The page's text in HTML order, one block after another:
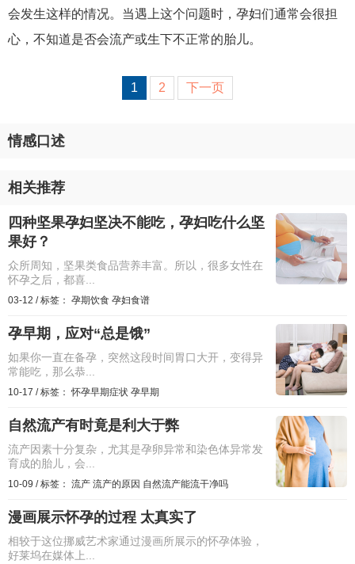
会发生这样的情况。当遇上这个问题时，孕妇们通常会很担
心，不知道是否会流产或生下不正常的胎儿。
1 2 下一页
情感口述
相关推荐
四种坚果孕妇坚决不能吃，孕妇吃什么坚
果好？
众所周知，坚果类食品营养丰富。所以，很多女性在
怀孕之后，都喜...
03-12 /标签： 孕期饮食 孕妇食谱
孕早期，应对“总是饿”
如果你一直在备孕，突然这段时间胃口大开，变得异
常能吃，那么恭...
10-17 /标签：怀孕早期症状 孕早期
自然流产有时竟是利大于弊
流产因素十分复杂，尤其是孕卵异常和染色体异常发
育成的胎儿，会...
10-09 /标签： 流产 流产的原因 自然流产能流干净吗
漫画展示怀孕的过程 太真实了
相较于这位挪威艺术家通过漫画所展示的怀孕体验，
好莱坞在媒体上...